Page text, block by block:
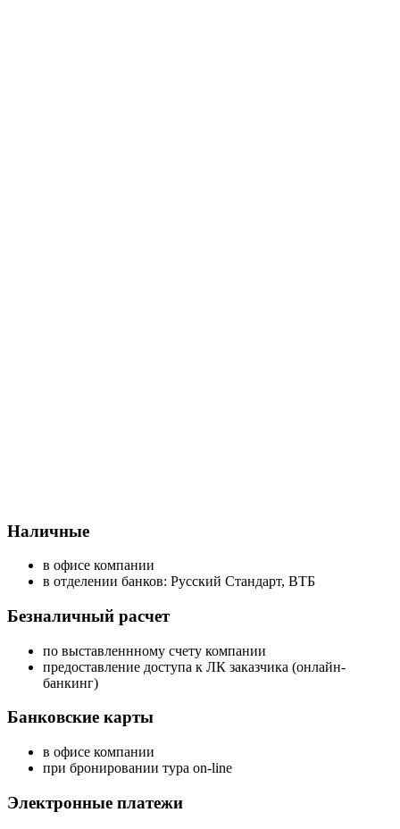
Наличные
в офисе компании
в отделении банков: Русский Стандарт, ВТБ
Безналичный расчет
по выставленнному счету компании
предоставление доступа к ЛК заказчика (онлайн-
банкинг)
Банковские карты
в офисе компании
при бронировании тура on-line
Электронные платежи